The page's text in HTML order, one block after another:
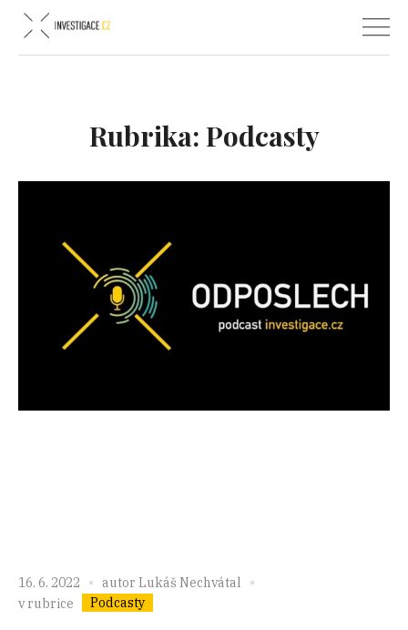
Rubrika: Podcasty
16. 6. 2022 autor Lukáš Nechvátal
v rubrice
Podcasty